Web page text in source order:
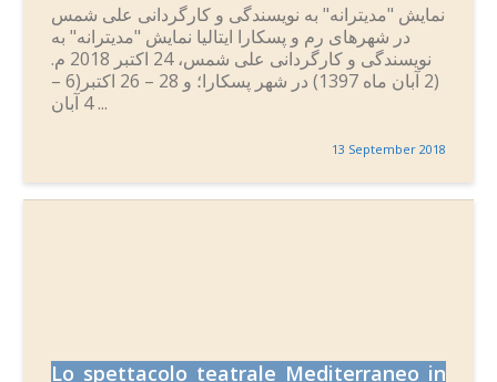
نمایش "مدیترانه" به نویسندگی و کارگردانی علی شمس
در شهرهای رم و پسکارا ایتالیا نمایش "مدیترانه" به
نویسندگی و کارگردانی علی شمس، 24 اکتبر 2018 م.
(2 آبان ماه 1397) در شهر پسکارا؛ و 28 – 26 اکتبر(6 –
4 آبان ...
13 September 2018
Lo spettacolo teatrale Mediterraneo in